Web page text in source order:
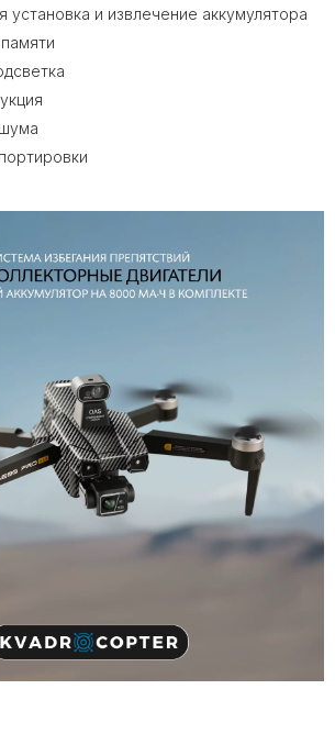
установка и извлечение аккумулятора